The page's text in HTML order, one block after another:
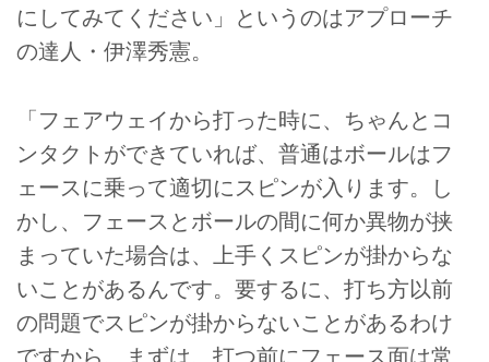
にしてみてください」というのはアプローチ
の達人・伊澤秀憲。
「フェアウェイから打った時に、ちゃんとコ
ンタクトができていれば、普通はボールはフ
ェースに乗って適切にスピンが入ります。し
かし、フェースとボールの間に何か異物が挟
まっていた場合は、上手くスピンが掛からな
いことがあるんです。要するに、打ち方以前
の問題でスピンが掛からないことがあるわけ
ですから、まずは、打つ前にフェース面は常